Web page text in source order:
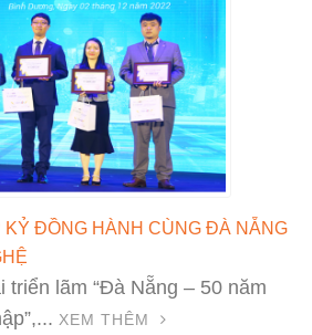
KỶ ĐỒNG HÀNH CÙNG ĐÀ NẴNG
triển lãm “Đà Nẵng – 50 năm
XEM THÊM